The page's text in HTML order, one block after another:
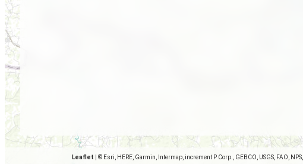
Leaflet © Esri, HERE, Garmin, Intermap, increment P Corp., GEBCO, USGS, FAO,